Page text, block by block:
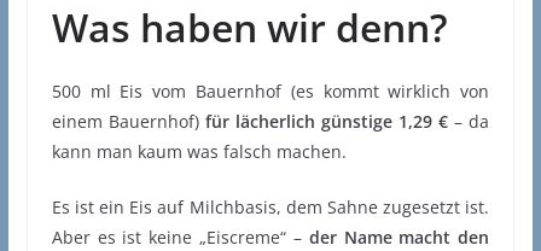
Was haben wir denn?
500 ml Eis vom Bauernhof (es kommt wirklich von
einem Bauernhof)für lächerlich günstige 1,29 € – da
kann man kaum was falsch machen.
Es ist ein Eis auf Milchbasis, dem Sahne zugesetzt ist.
Aber es ist keine „Eiscreme“ – der Name macht den